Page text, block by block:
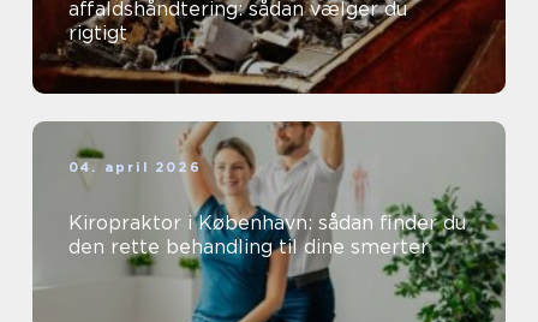
affaldshåndtering: sådan vælger du
rigtigt
04. april 2026
Kiropraktor i København: sådan finder du
den rette behandling til dine smerter